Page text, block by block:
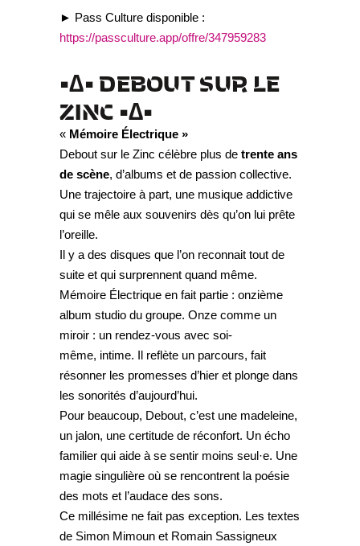
► Pass Culture disponible :
https://passculture.app/offre/347959283
•∆•DEBOUT SUR LE
ZINC •∆•
« Mémoire Électrique »
Debout sur le Zinc célèbre plus de trente ans
de scène, d’albums et de passion collective.
Une trajectoire à part, une musique addictive
qui se mêle aux souvenirs dès qu’on lui prête
l’oreille.
Il y a des disques que l’on reconnait tout de
suite et qui surprennent quand même.
Mémoire Électrique en fait partie : onzième
album studio du groupe. Onze comme un
miroir : un rendez-vous avec soi-
même, intime. Il reflète un parcours, fait
résonner les promesses d’hier et plonge dans
les sonorités d’aujourd’hui.
Pour beaucoup, Debout, c’est une madeleine,
un jalon, une certitude de réconfort. Un écho
familier qui aide à se sentir moins seul·e. Une
magie singulière où se rencontrent la poésie
des mots et l’audace des sons.
Ce millésime ne fait pas exception. Les textes
de Simon Mimoun et Romain Sassigneux